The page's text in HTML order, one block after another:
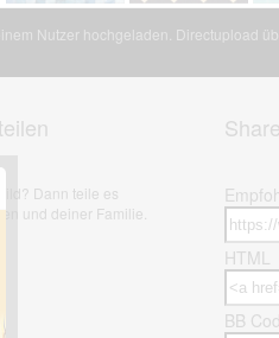
Nutzer hochgeladen. Directupload
Dann teile es
und deiner Familie.
HTML
BB